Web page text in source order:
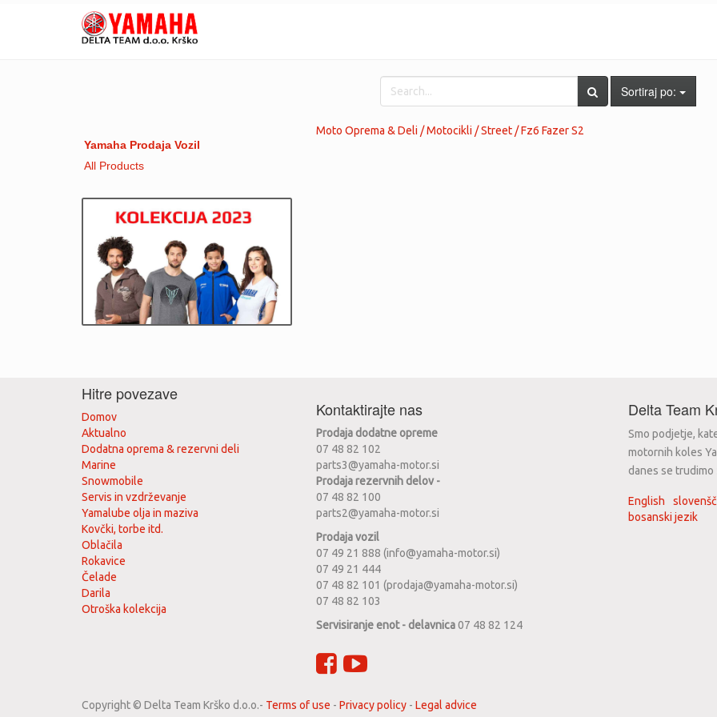
Sortiraj po:
Yamaha Prodaja Vozil
All Products
Moto Oprema & Deli / Motocikli / Street / Fz6 Fazer S2
Hitre povezave
Domov
Aktualno
Dodatna oprema & rezervni deli
Marine
Snowmobile
Servis in vzdrževanje
Yamalube olja in maziva
Kovčki, torbe itd.
Oblačila
Rokavice
Čelade
Darila
Otroška kolekcija
Kontaktirajte nas
Prodaja dodatne opreme
07 48 82 102
parts3@yamaha-motor.si
Prodaja rezervnih delov -
07 48 82 100
parts2@yamaha-motor.si
Prodaja vozil
07 49 21 888 (info@yamaha-motor.si)
07 49 21 444
07 48 82 101 (prodaja@yamaha-motor.si)
07 48 82 103
Servisiranje enot - delavnica07 48 82 124
Delta Team
Smo podjetje,
motornih koles
danes se
English
bosanski jezik
Copyright © Delta Team Krško d.o.o.- Terms of use - Privacy policy - Legal advice